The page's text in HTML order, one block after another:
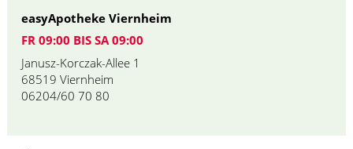
easyApotheke Viernheim
FR 09:00 BIS SA 09:00
Janusz-Korczak-Allee 1
68519 Viernheim
06204/60 70 80